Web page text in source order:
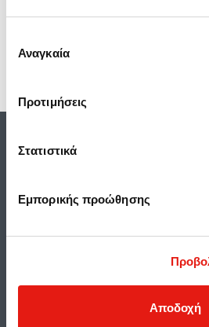
συγκατάθεσης
Αναγκαία
Προτιμήσεις
Στατιστικά
Εμπορικής προώθησης
Αποδοχή
Πολιτική Ποιότητας
Αξιολογήσεις και κριτικές